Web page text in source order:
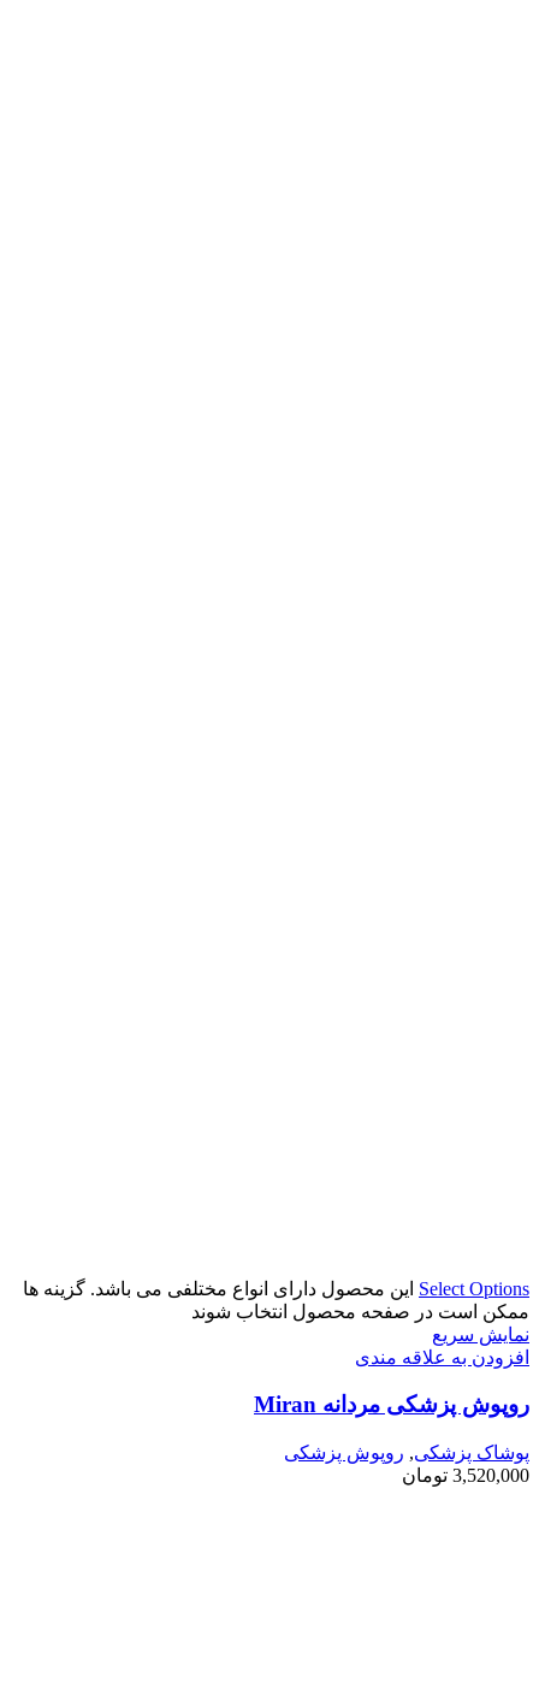
Select Options این محصول دارای انواع مختلفی می باشد. گزینه ها
ممکن است در صفحه محصول انتخاب شوند
نمایش سریع
افزودن به علاقه مندی
روپوش پزشکی مردانه Miran
پوشاک پزشکی, روپوش پزشکی
3,520,000 تومان